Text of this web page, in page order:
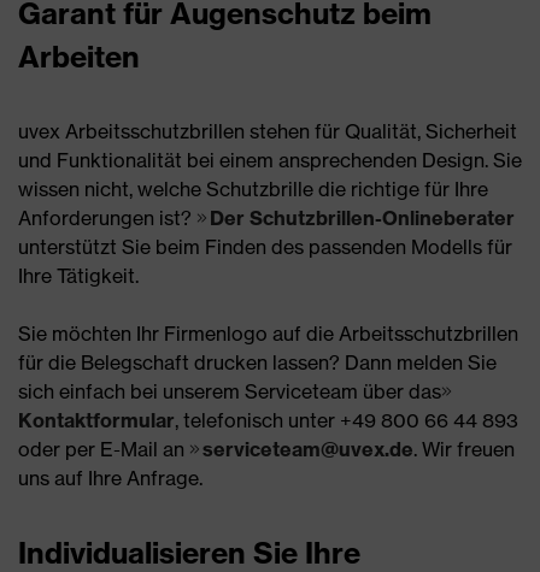
Garant für Augenschutz beim
Arbeiten
uvex Arbeitsschutzbrillen stehen für Qualität, Sicherheit
und Funktionalität bei einem ansprechenden Design. Sie
wissen nicht, welche Schutzbrille die richtige für Ihre
Anforderungen ist?
Der Schutzbrillen-Onlineberater
unterstützt Sie beim Finden des passenden Modells für
Ihre Tätigkeit.
Sie möchten Ihr Firmenlogo auf die Arbeitsschutzbrillen
für die Belegschaft drucken lassen? Dann melden Sie
sich einfach bei unserem Serviceteam über das
Kontaktformular, telefonisch unter +49 800 66 44 893
oder per E-Mail an
serviceteam@uvex.de. Wir freuen
uns auf Ihre Anfrage.
Individualisieren Sie Ihre